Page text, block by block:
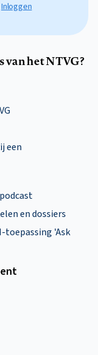
Inloggen
het NTVG?
een
en dossiers
toepassing 'Ask